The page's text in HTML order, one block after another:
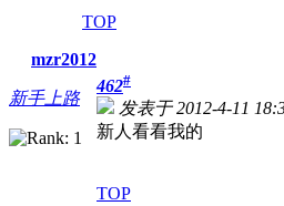
TOP
mzr2012
新手上路
462#
发表于 2012-4-11
新人看看我的
TOP